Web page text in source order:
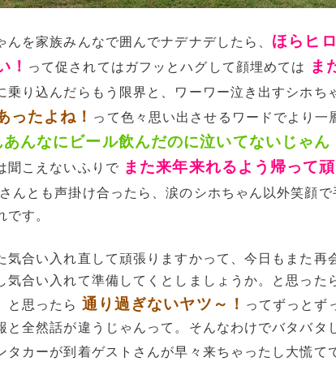
んを家族みんなで囲んでナデナデしたら、 ほらヒ
！ って促されてはガフッとハグして顔埋めては ま
乗り込んだらもう限界と、ワーワー泣き出すシホち
ったよね！ って色々思い出させるワードでより一
あんなにビール飲んだのに泣いてないじゃん
聞こえないふりで また来年来れるよう帰って
んとも声掛け合ったら、涙のシホちゃん以外笑顔で
です。
気合い入れ直して頑張りますかって、今日もまた再
気合い入れて準備してくとしましょうか。と思った
と思ったら 通り過ぎないヤツ～！ ってずっとず
と全然話が違うじゃんって。そんなわけでバタバタ
タカーが到着ゲストさんが早々来ちゃったし大慌て